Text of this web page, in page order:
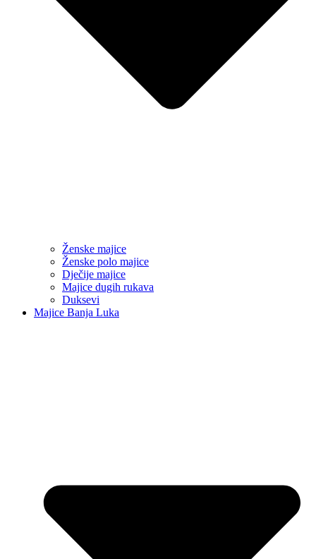
Ženske majice
Ženske polo majice
Dječije majice
Majice dugih rukava
Duksevi
Majice Banja Luka